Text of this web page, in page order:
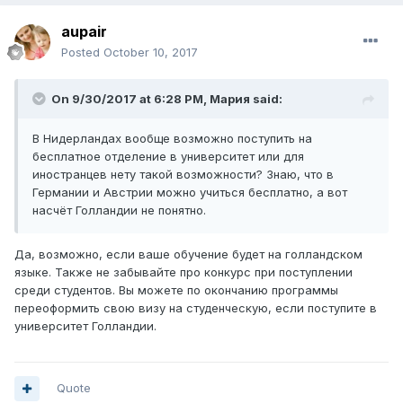
aupair
Posted October 10, 2017
On 9/30/2017 at 6:28 PM, Мария said:
В Нидерландах вообще возможно поступить на
бесплатное отделение в университет или для
иностранцев нету такой возможности? Знаю, что в
Германии и Австрии можно учиться бесплатно, а вот
насчёт Голландии не понятно.
Да, возможно, если ваше обучение будет на голландском
языке. Также не забывайте про конкурс при поступлении
среди студентов. Вы можете по окончанию программы
переоформить свою визу на студенческую, если поступите в
университет Голландии.
Quote